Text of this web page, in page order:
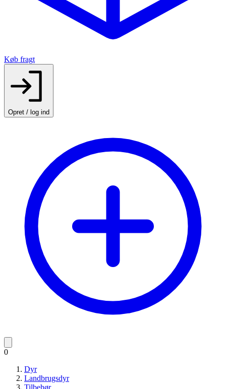
Køb fragt
Opret / log ind
0
Dyr
Landbrugsdyr
Tilbehør